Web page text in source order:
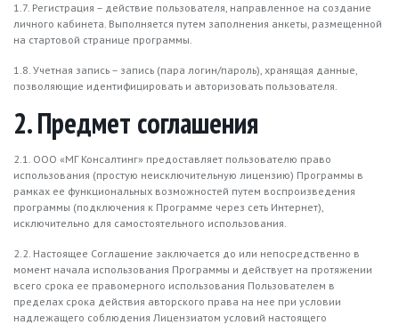
1.7. Регистрация – действие пользователя, направленное на создание
личного кабинета. Выполняется путем заполнения анкеты, размещенной
на стартовой странице программы.
1.8. Учетная запись – запись (пара логин/пароль), хранящая данные,
позволяющие идентифицировать и авторизовать пользователя.
2. Предмет соглашения
2.1. ООО «МГ Консалтинг» предоставляет пользователю право
использования (простую неисключительную лицензию) Программы в
рамках ее функциональных возможностей путем воспроизведения
программы (подключения к Программе через сеть Интернет),
исключительно для самостоятельного использования.
2.2. Настоящее Соглашение заключается до или непосредственно в
момент начала использования Программы и действует на протяжении
всего срока ее правомерного использования Пользователем в
пределах срока действия авторского права на нее при условии
надлежащего соблюдения Лицензиатом условий настоящего